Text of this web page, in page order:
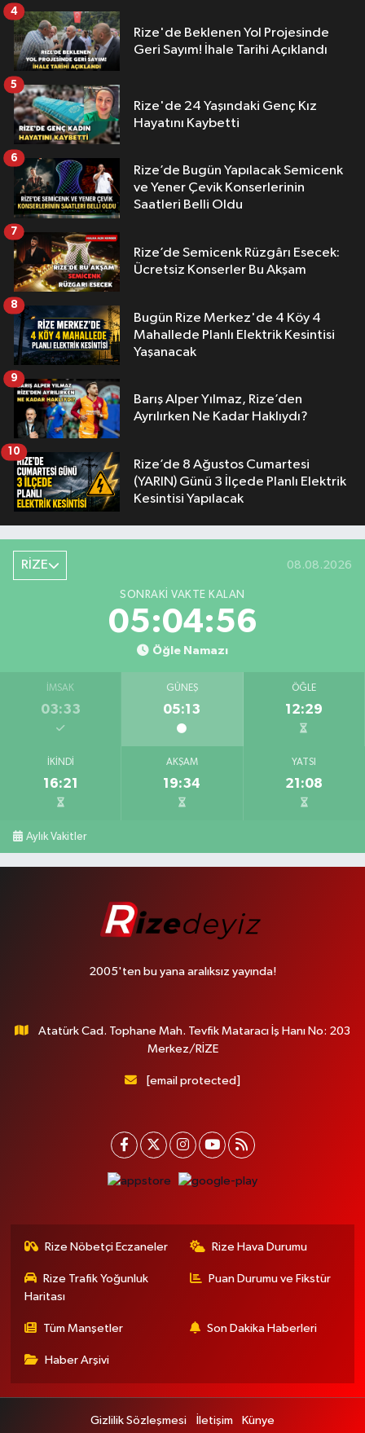
Rize'de Beklenen Yol Projesinde
Geri Sayım! İhale Tarihi Açıklandı
4
Rize'de 24 Yaşındaki Genç Kız
Hayatını Kaybetti
5
Rize’de Bugün Yapılacak Semicenk
ve Yener Çevik Konserlerinin
Saatleri Belli Oldu
6
Rize’de Semicenk Rüzgârı Esecek:
Ücretsiz Konserler Bu Akşam
7
Bugün Rize Merkez'de 4 Köy 4
Mahallede Planlı Elektrik Kesintisi
Yaşanacak
8
Barış Alper Yılmaz, Rize’den
Ayrılırken Ne Kadar Haklıydı?
9
Rize’de 8 Ağustos Cumartesi
(YARIN) Günü 3 İlçede Planlı Elektrik
Kesintisi Yapılacak
10
RİZE 08.08.2026
SONRAKI VAKTE KALAN
05:04:55
Öğle Namazı
İMSAK
03:33
GÜNEŞ
05:13
ÖĞLE
12:29
İKINDI
16:21
AKŞAM
19:34
YATSI
21:08
Aylık Vakitler
2005'ten bu yana aralıksız yayında!
Atatürk Cad. Tophane Mah. Tevfik Mataracı İş Hanı No: 203
Merkez/RİZE
[email protected]
Rize Nöbetçi Eczaneler Rize Hava Durumu
Rize Trafik Yoğunluk
Haritası
Puan Durumu ve Fikstür
Tüm Manşetler Son Dakika Haberleri
Haber Arşivi
Gizlilik Sözleşmesi İletişim Künye